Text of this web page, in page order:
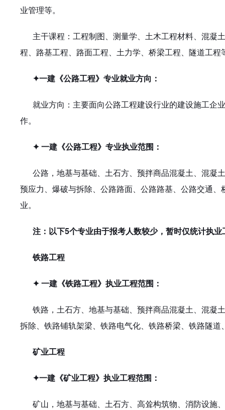
业管理等。
主干课程：工程制图、测量学、土木工程材料、混凝
程、路基工程、路面工程、土力学、桥梁工程、隧道工程
✦一建《公路工程》专业就业方向：
就业方向：主要面向公路工程建设行业的建设施工企
作。
✦ 一建《公路工程》专业执业范围：
公路，地基与基础、土石方、预拌商品混凝土、混凝
预应力、爆破与拆除、公路路面、公路路基、公路交通
业。
注：以下5个专业由于报考人数较少，暂时仅统计执业
铁路工程
✦ 一建《铁路工程》执业工程范围：
铁路，土石方、地基与基础、预拌商品混凝土、混凝
拆除、铁路铺轨架梁、铁路电气化、铁路桥梁、铁路隧
矿业工程
✦一建《矿业工程》执业工程范围：
矿山，地基与基础、土石方、高耸构筑物、消防设施